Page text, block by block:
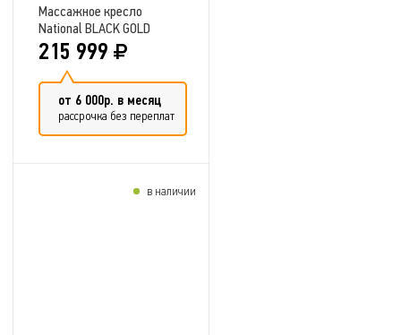
Массажное кресло
National BLACK GOLD
215 999
от 6 000р. в месяц
рассрочка без переплат
в наличии